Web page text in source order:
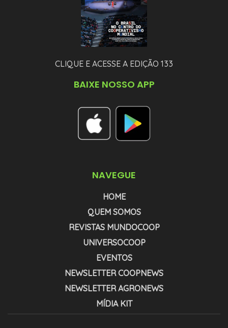
CLIQUE E ACESSE A EDIÇÃO 133
BAIXE NOSSO APP
NAVEGUE
HOME
QUEM SOMOS
REVISTAS MUNDOCOOP
UNIVERSOCOOP
EVENTOS
NEWSLETTER COOPNEWS
NEWSLETTER AGRONEWS
MÍDIA KIT